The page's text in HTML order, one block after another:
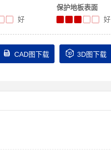
好
保护地板表面
好
 CAD图下载  3D图下载